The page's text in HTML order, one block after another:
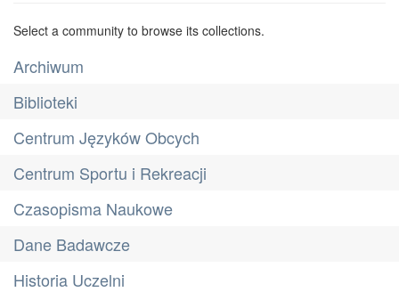
Select a community to browse its collections.
Archiwum
Biblioteki
Centrum Języków Obcych
Centrum Sportu i Rekreacji
Czasopisma Naukowe
Dane Badawcze
Historia Uczelni